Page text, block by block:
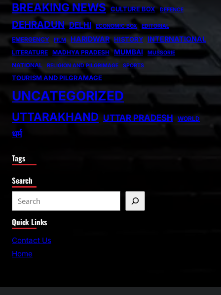
BREAKING NEWS CULTURE BOX DEFENCE
DEHRADUN DELHI ECONOMIC BOX EDITORIAL
EMERGENCY FILM HARIDWAR HISTORY INTERNATIONAL
LITERATURE MADHYA PRADESH MUMBAI MUSSORIE
NATIONAL RELIGION AND PILGRIMAGE SPORTS
TOURISM AND PILGRAMAGE
UNCATEGORIZED
UTTARAKHAND UTTAR PRADESH WORLD
धर्म
Tags
Search
e
a
r
Quick Links
Contact Us
Home